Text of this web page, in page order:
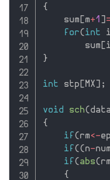
{
    sum
[m+1 ] =
for(int i
        sum
[i
}
int stp [MX] ;
void sch(
{
if (rm<-
if ((n-num
if (abs(rm
{